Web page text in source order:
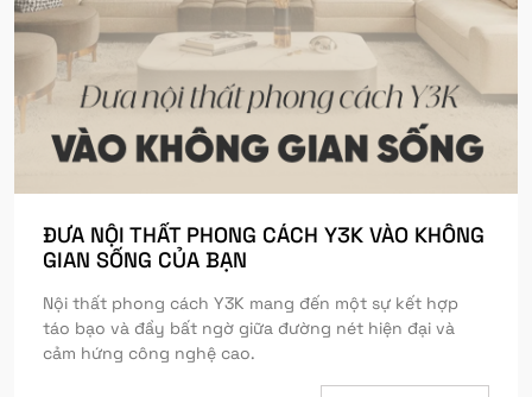
ĐƯA NỘI THẤT PHONG CÁCH Y3K VÀO KHÔNG
GIAN SỐNG CỦA BẠN
Nội thất phong cách Y3K mang đến một sự kết hợp
táo bạo và đầy bất ngờ giữa đường nét hiện đại và
cảm hứng công nghệ cao.